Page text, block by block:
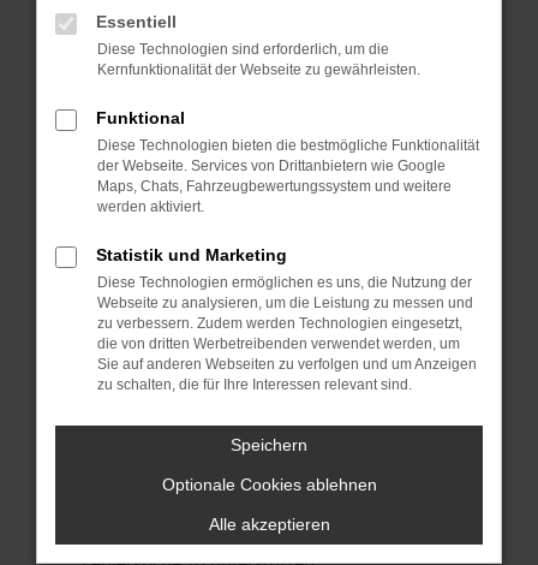
können das Laden bestimmter Seiten
verhindern. Funktioniert die Seite in einem
Fenster?
Starte dein Gerät neu.
Das kann manchmal helfen, vorübergehende
Probleme zu beheben.
Betriebssystem auf dem neuesten Stand
sind.
Veraltete Software birgt nicht nur ein
Sicherheitsrisiko, sondern kann auch dazu
führen, dass bestimmte Funktionen nicht mehr
unterstützt werden.
Wende dich an den Webseitenbetreiber.
Wenn du alle oben genannten Schritte versucht
hast, kontaktiere uns bitte. Wir werden
uns diesen Text schicken, um uns bei der
Essentiell
Diese Technologien sind erforderlich, um die
Kernfunktionalität der Webseite zu gewährleisten.
Funktional
Diese Technologien bieten die bestmögliche Funktionalität
der Webseite. Services von Drittanbietern wie Google
Maps, Chats, Fahrzeugbewertungssystem und weitere
werden aktiviert.
Statistik und Marketing
Diese Technologien ermöglichen es uns, die Nutzung der
Webseite zu analysieren, um die Leistung zu messen und
zu verbessern. Zudem werden Technologien eingesetzt,
die von dritten Werbetreibenden verwendet werden, um
Sie auf anderen Webseiten zu verfolgen und um Anzeigen
zu schalten, die für Ihre Interessen relevant sind.
Speichern
Optionale Cookies ablehnen
Alle akzeptieren